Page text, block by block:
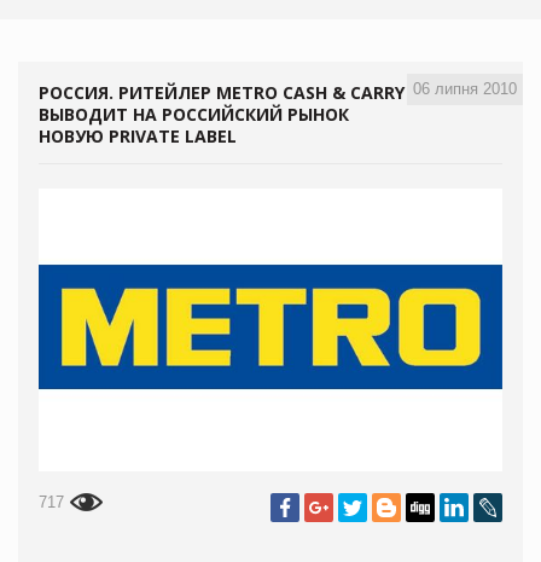
06 липня 2010
РОССИЯ. РИТЕЙЛЕР METRO CASH & CARRY
ВЫВОДИТ НА РОССИЙСКИЙ РЫНОК
НОВУЮ PRIVATE LABEL
717